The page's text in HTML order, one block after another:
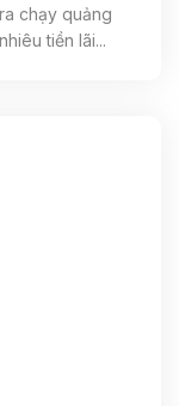
chạy quảng
tiền lãi...